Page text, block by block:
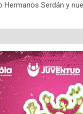
Hermanos Serdán y